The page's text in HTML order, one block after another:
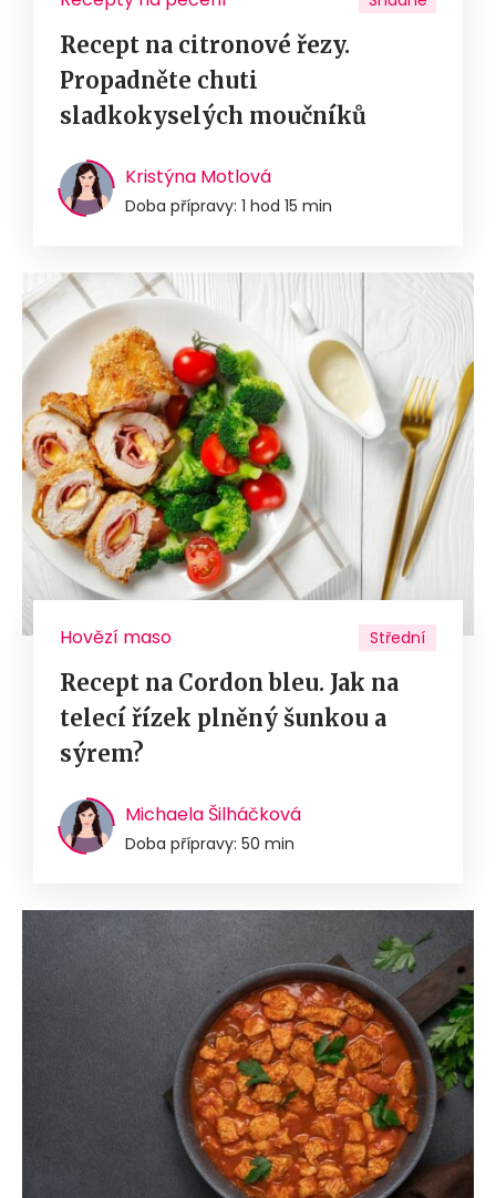
Recept na citronové řezy.
Propadněte chuti
sladkokyselých moučníků
Kristýna Motlová
Doba přípravy: 1 hod 15 min
Hovězí maso Střední
Recept na Cordon bleu. Jak na
telecí řízek plněný šunkou a
sýrem?
Michaela Šilháčková
Doba přípravy: 50 min